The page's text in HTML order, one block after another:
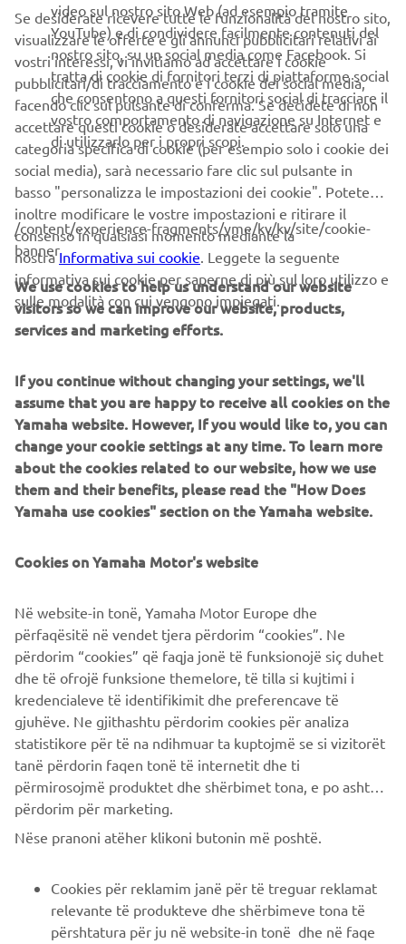
• Cover nera di protezione per il radiatore
• Evoluto scarico Akrapovič 2 in 1 verniciato in nero
accessorio
A partire dall'Aprile 2019 XSR700 XTribute sarà
disponibile dai Concessionari Yamaha di tutta Italia.
E con Yamaha Genuine Options: puoi rendere la XSR700
XTribute ancora più unica personalizzandola con gli
Accessori Originali Yamaha più adatti.
Scarica l'app MyGarage e inizia a personalizzarla
gratuitamente aggiungendo o togliendo un'ampia
selezione di accessori Genuine Options e vedere la moto
da ogni punto di vista.
condividere con gli amici e, dopo avere preso la decisione
definitiva sulle specifiche ideali, può essere inviata al
Concessionario Yamaha, che la trasformerà in realtà.
Collezione di abbigliamento Yamaha Faster Sons
La collezione di abbigliamento tecnico e casual Yamaha
Faster Sons ispirati all'estetica vintage comprende una
Roland Sands. La gamma comprende T shirt, camicie da
CLICCA QUI
PIÙ YAMAHA
video sul nostro sito Web (ad esempio tramite
YouTube) e di condividere facilmente contenuti del
nostro sito, su un social media come Facebook. Si
tratta di cookie di fornitori terzi di piattaforme social
che consentono a questi fornitori social di tracciare il
vostro comportamento di navigazione su Internet e
di utilizzarlo per i propri scopi.
Se desiderate ricevere tutte le funzionalità del nostro sito,
visualizzare le offerte e gli annunci pubblicitari relativi ai
vostri interessi, vi invitiamo ad accettare i cookie
pubblicitari/di tracciamento e i cookie dei social media,
facendo clic sul pulsante di conferma. Se decidete di non
accettare questi cookie o desiderate accettare solo una
categoria specifica di cookie (per esempio solo i cookie dei
social media), sarà necessario fare clic sul pulsante in
basso "personalizza le impostazioni dei cookie". Potete
inoltre modificare le vostre impostazioni e ritirare il
consenso in qualsiasi momento mediante la
nostraInformativa sui cookie. Leggete la seguente
informativa sui cookie per saperne di più sul loro utilizzo e
sulle modalità con cui vengono impiegati.
/content/experience-fragments/yme/kv/kv/site/cookie-
banner
We use cookies to help us understand our website
visitors so we can improve our website, products,
services and marketing efforts.
If you continue without changing your settings, we'll
assume that you are happy to receive all cookies on the
Yamaha website. However, If you would like to, you can
change your cookie settings at any time. To learn more
about the cookies related to our website, how we use
them and their benefits, please read the "How Does
Yamaha use cookies" section on the Yamaha website.
Cookies on Yamaha Motor's website
Në website-in tonë, Yamaha Motor Europe dhe
përfaqësitë në vendet tjera përdorim “cookies”. Ne
përdorim “cookies” që faqja jonë të funksionojë siç duhet
dhe të ofrojë funksione themelore, të tilla si kujtimi i
kredencialeve të identifikimit dhe preferencave të
gjuhëve. Ne gjithashtu përdorim cookies për analiza
statistikore për të na ndihmuar ta kuptojmë se si vizitorët
tanë përdorin faqen tonë të internetit dhe ti
përmirosojmë produktet dhe shërbimet tona, e po ashtu ti
përdorim për marketing.
Nëse pranoni atëher klikoni butonin më poshtë.
Cookies për reklamim janë për të treguar reklamat
relevante të produkteve dhe shërbimeve tona të
përshtatura për ju në website-in tonë dhe në faqe